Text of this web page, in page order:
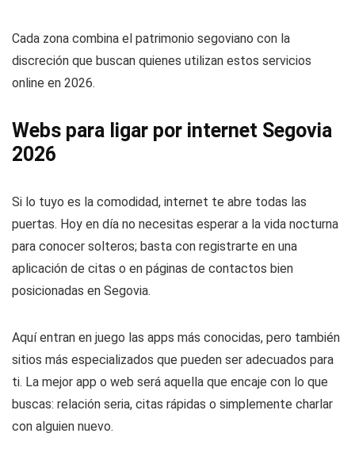
Cada zona combina el patrimonio segoviano con la
discreción que buscan quienes utilizan estos servicios
online en 2026.
Webs para ligar por internet Segovia
2026
Si lo tuyo es la comodidad, internet te abre todas las
puertas. Hoy en día no necesitas esperar a la vida nocturna
para conocer solteros; basta con registrarte en una
aplicación de citas o en páginas de contactos bien
posicionadas en Segovia.
Aquí entran en juego las apps más conocidas, pero también
sitios más especializados que pueden ser adecuados para
ti. La mejor app o web será aquella que encaje con lo que
buscas: relación seria, citas rápidas o simplemente charlar
con alguien nuevo.